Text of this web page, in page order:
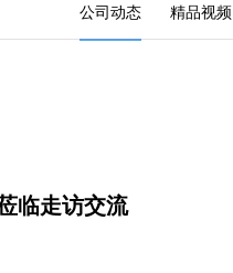
公司动态 精品视频
临走访交流